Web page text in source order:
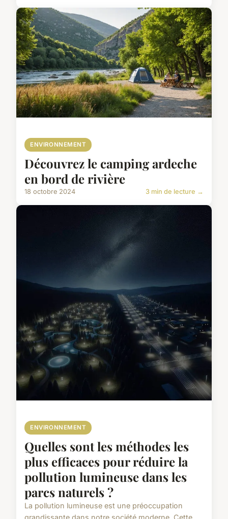
ENVIRONNEMENT
Découvrez le camping ardeche
en bord de rivière
18 octobre 2024 3 min de lecture →
ENVIRONNEMENT
Quelles sont les méthodes les
plus efficaces pour réduire la
pollution lumineuse dans les
parcs naturels ?
La pollution lumineuse est une préoccupation